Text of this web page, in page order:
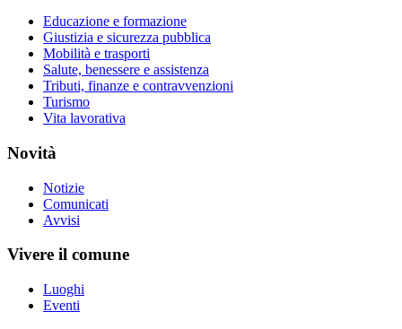
Educazione e formazione
Giustizia e sicurezza pubblica
Mobilità e trasporti
Salute, benessere e assistenza
Tributi, finanze e contravvenzioni
Turismo
Vita lavorativa
Novità
Notizie
Comunicati
Avvisi
Vivere il comune
Luoghi
Eventi